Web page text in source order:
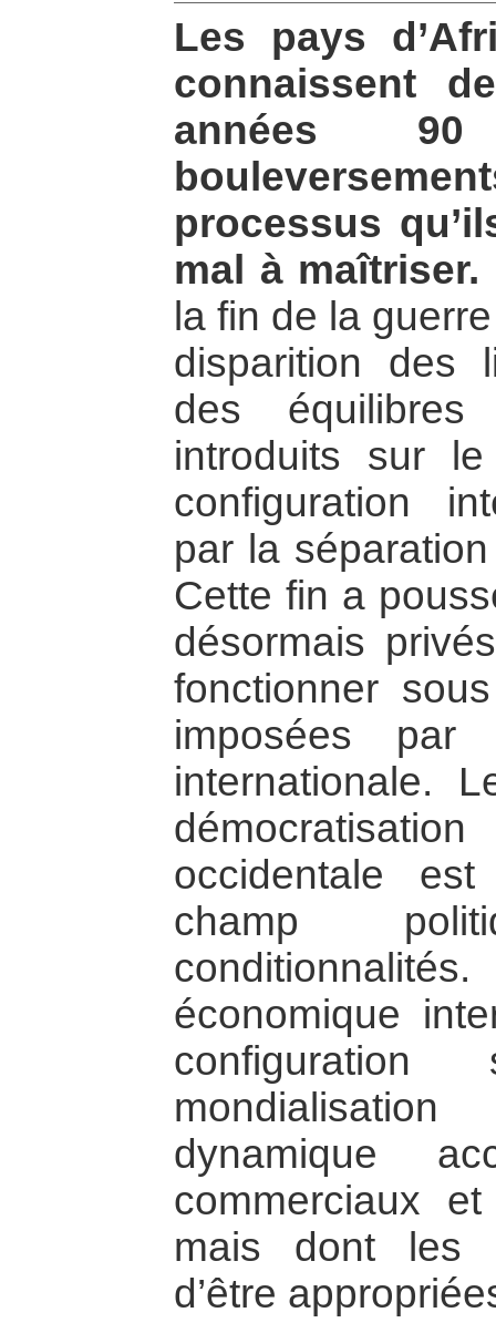
Les pays
connaissent
années
processus
mal à maîtriser.
la fin de la
disparition des
des
introduits sur
configuration
par la
Cette fin a
désormais
fonctionner
imposées par
internationale.
occidentale
champ
économique
dynamique
commerciaux
mais dont les
d’être